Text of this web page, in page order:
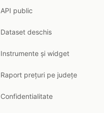
API public
Dataset deschis
Instrumente și widget
Raport prețuri pe județe
Confidentialitate